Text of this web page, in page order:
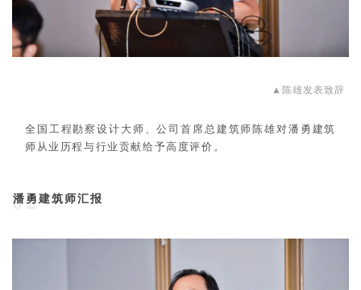
▲陈雄发表致辞
全国工程勘察设计大师、公司首席总建筑师陈雄对潘勇建筑
师从业历程与行业贡献给予高度评价。
02
潘勇建筑师汇报